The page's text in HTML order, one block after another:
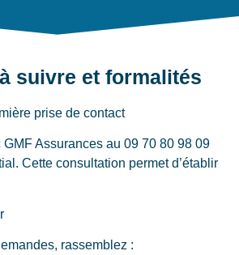
suivre et formalités
prise de contact
Assurances au 09 70 80 98 09
Cette consultation permet d’établir
rassemblez :